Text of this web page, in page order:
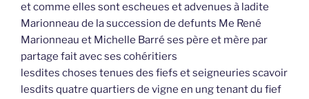
et comme elles sont escheues et advenues à ladite
Marionneau de la succession de defunts Me René
Marionneau et Michelle Barré ses père et mère par
partage fait avec ses cohéritiers
lesdites choses tenues des fiefs et seigneuries scavoir
lesdits quatre quartiers de vigne en ung tenant du fief